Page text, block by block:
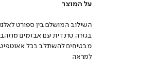
על המוצר
השילוב המושלם בין ספורט
בגזרה טרנדית עם אבזמים
מבטיחים להשתלב בכל אאוטפיט
למראה